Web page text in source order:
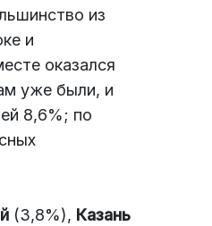
из
и
оказался
уже были, и
8,6%; по
(3,8%), Казань